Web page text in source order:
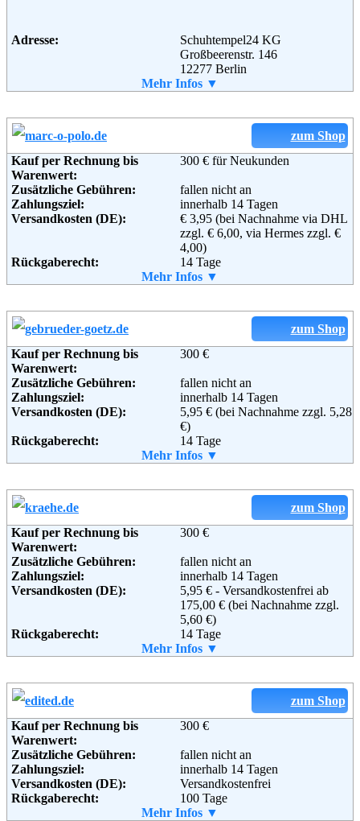
Soziale Kanäle:
Weiterführende
AGB
Adresse:
Schuhtempel24 KG
Großbeerenstr. 146
12277 Berlin
030 / 74 30 48 68 0
Soziale Kanäle:
Weiterführende
Informationen:
AGB
Mehr Infos ▼
zum Shop
Kauf per Rechnung bis
Warenwert:
300 € für Neukunden
Zusätzliche Gebühren:
fallen nicht an
Zahlungsziel:
innerhalb 14 Tagen
Versandkosten (DE):
€ 3,95 (bei Nachnahme via DHL
zzgl. € 6,00, via Hermes zzgl. €
4,00)
Rückgaberecht:
14 Tage
Ja
Weitere Zahlungsmethoden:
Adresse:
Marc O’Polo Online Shop
Kundenservice
Hofgartenstraße 1
D-83071 Stephanskirchen
Deutschland
+49 (0) 800 1022 1022
Soziale Kanäle:
Weiterführende
Informationen:
Mehr Infos ▼
zum Shop
Kauf per Rechnung bis
Warenwert:
300 €
Zusätzliche Gebühren:
fallen nicht an
Zahlungsziel:
innerhalb 14 Tagen
Versandkosten (DE):
5,95 € (bei Nachnahme zzgl. 5,28
€)
Rückgaberecht:
14 Tage
Ja
Weitere Zahlungsmethoden:
Adresse:
gebrüder götz GmbH & Co. KG
Otto-Hahn-Str. 7
97080 Würzburg
+49 (0) 931 9050
+49 (0) 931 905 100
Email:
service@gebrueder-goetz.de
Weiterführende
Informationen:
Blog,AGB
Mehr Infos ▼
zum Shop
Kauf per Rechnung bis
Warenwert:
300 €
Zusätzliche Gebühren:
fallen nicht an
Zahlungsziel:
innerhalb 14 Tagen
Versandkosten (DE):
5,95 € - Versandkostenfrei ab
175,00 € (bei Nachnahme zzgl.
5,60 €)
Rückgaberecht:
14 Tage
Ja
Mehr Infos ▼
zum Shop
Kauf per Rechnung bis
Warenwert:
300 €
Zusätzliche Gebühren:
fallen nicht an
Zahlungsziel:
innerhalb 14 Tagen
Versandkosten (DE):
Versandkostenfrei
Rückgaberecht:
100 Tage
Ja
Mehr Infos ▼